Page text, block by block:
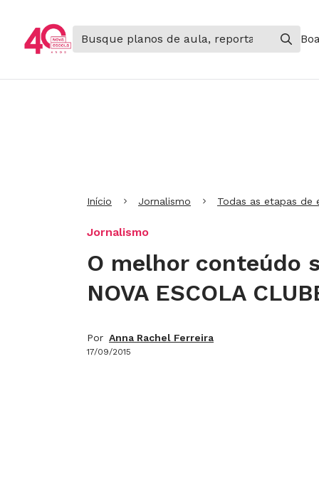
Início Jornalismo Todas as etapas de
Jornalismo
O melhor conteúdo
NOVA ESCOLA
Por Anna Rachel Ferreira
17/09/2015